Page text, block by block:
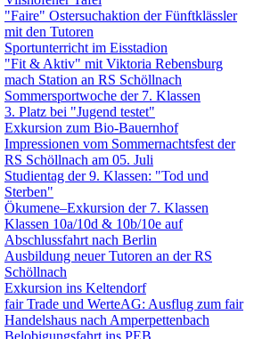
"Faire" Ostersuchaktion der Fünftklässler
mit den Tutoren
Sportunterricht im Eisstadion
"Fit & Aktiv" mit Viktoria Rebensburg
mach Station an RS Schöllnach
Sommersportwoche der 7. Klassen
3. Platz bei "Jugend testet"
Exkursion zum Bio-Bauernhof
Impressionen vom Sommernachtsfest der
RS Schöllnach am 05. Juli
Studientag der 9. Klassen: "Tod und
Sterben"
Ökumene–Exkursion der 7. Klassen
Klassen 10a/10d & 10b/10e auf
Abschlussfahrt nach Berlin
Ausbildung neuer Tutoren an der RS
Schöllnach
Exkursion ins Keltendorf
fair Trade und WerteAG: Ausflug zum fair
Handelshaus nach Amperpettenbach
Belobigungsfahrt ins PEB